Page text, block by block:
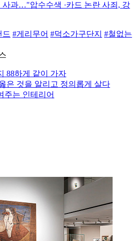
사과…"압수수색 ·카드 논란 사죄, 강
드 #게리무어 #덕소가구단지 #철없는
88하게 같이 가자
은 것을 알리고 정의롭게 살다
주는 인테리어